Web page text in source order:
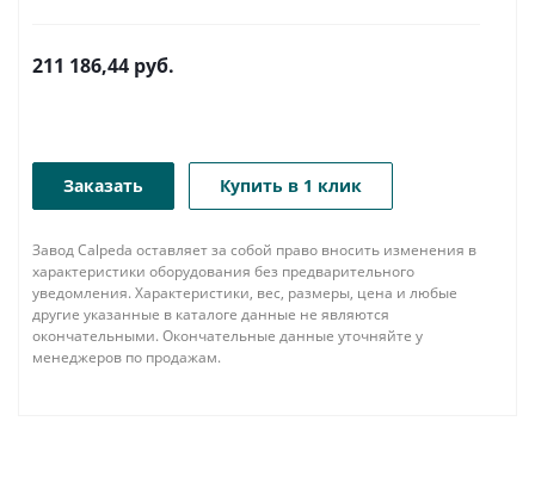
211 186,44 руб.
Заказать Купить в 1 клик
Завод Calpeda оставляет за собой право вносить изменения в
характеристики оборудования без предварительного
уведомления. Характеристики, вес, размеры, цена и любые
другие указанные в каталоге данные не являются
окончательными. Окончательные данные уточняйте у
менеджеров по продажам.